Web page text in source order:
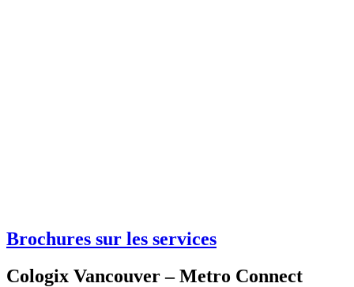
Brochures sur les services
Cologix Vancouver – Metro Connect